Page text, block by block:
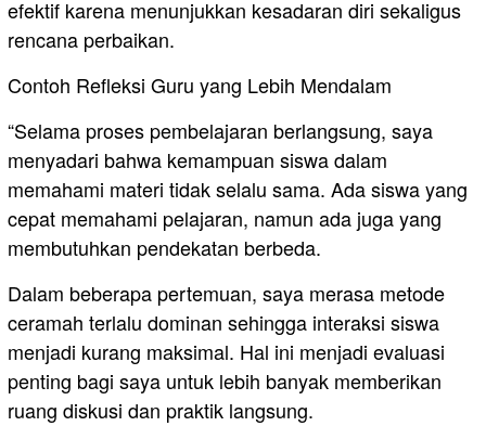
efektif karena menunjukkan kesadaran diri sekaligus
rencana perbaikan.
Contoh Refleksi Guru yang Lebih Mendalam
“Selama proses pembelajaran berlangsung, saya
menyadari bahwa kemampuan siswa dalam
memahami materi tidak selalu sama. Ada siswa yang
cepat memahami pelajaran, namun ada juga yang
membutuhkan pendekatan berbeda.
Dalam beberapa pertemuan, saya merasa metode
ceramah terlalu dominan sehingga interaksi siswa
menjadi kurang maksimal. Hal ini menjadi evaluasi
penting bagi saya untuk lebih banyak memberikan
ruang diskusi dan praktik langsung.